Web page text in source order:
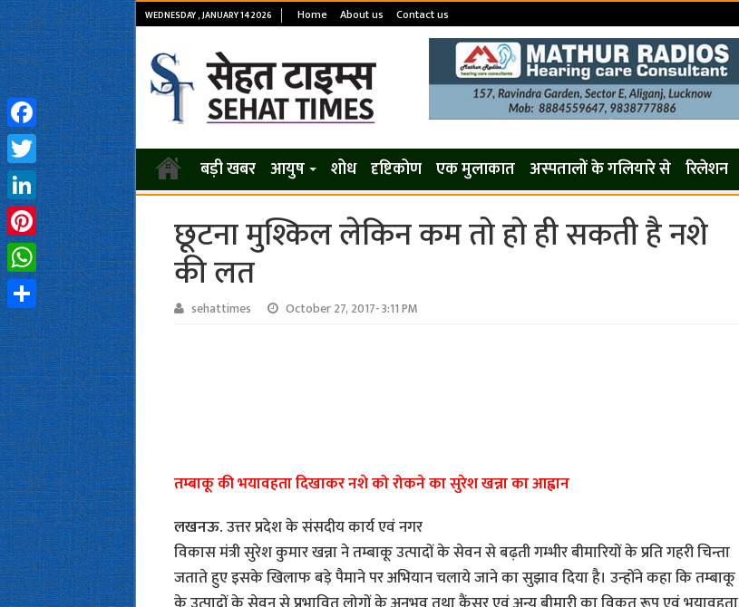
WEDNESDAY , JANUARY 14 2026 Home About us Contact us
बड़ी खबर आयुष शोध दृष्टिकोण एक मुलाकात अस्पतालों के गलियारे से रिलेशन
छूटना मुश्किल लेकिन कम तो हो ही सकती है नशे
की लत
sehattimes October 27, 2017- 3:11 PM
तम्बाकू की भयावहता दिखाकर नशे को रोकने का सुरेश खन्ना का आह्वान
लखनऊ.उत्तर प्रदेश के संसदीय कार्य एवं नगर
विकास मंत्री सुरेश कुमार खन्ना ने तम्बाकू उत्पादों के सेवन से बढ़ती गम्भीर बीमारियों के प्रति गहरी चिन्ता
जताते हुए इसके खिलाफ बड़े पैमाने पर अभियान चलाये जाने का सुझाव दिया है। उन्होंने कहा कि तम्बाकू
Facebook
Twitter
LinkedIn
Pinterest
WhatsApp
Share